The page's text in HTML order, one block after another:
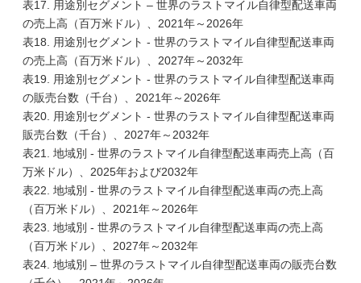
表17. 用途別セグメント – 世界のラストマイル自律型配送車両
の売上高（百万米ドル）、2021年～2026年
表18. 用途別セグメント - 世界のラストマイル自律型配送車両
の売上高（百万米ドル）、2027年～2032年
表19. 用途別セグメント - 世界のラストマイル自律型配送車両
の販売台数（千台）、2021年～2026年
表20. 用途別セグメント - 世界のラストマイル自律型配送車両
販売台数（千台）、2027年～2032年
表21. 地域別 - 世界のラストマイル自律型配送車両売上高（百
万米ドル）、2025年および2032年
表22. 地域別 - 世界のラストマイル自律型配送車両の売上高
（百万米ドル）、2021年～2026年
表23. 地域別 - 世界のラストマイル自律型配送車両の売上高
（百万米ドル）、2027年～2032年
表24. 地域別 – 世界のラストマイル自律型配送車両の販売台数